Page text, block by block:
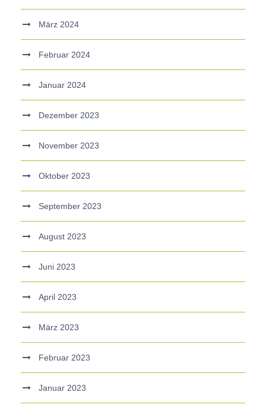
März 2024
Februar 2024
Januar 2024
Dezember 2023
November 2023
Oktober 2023
September 2023
August 2023
Juni 2023
April 2023
März 2023
Februar 2023
Januar 2023